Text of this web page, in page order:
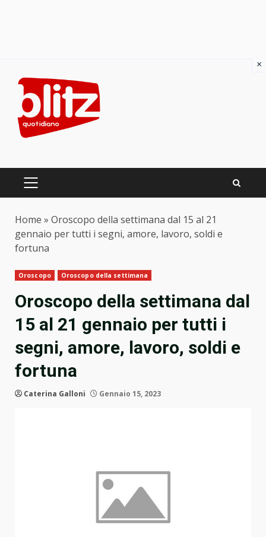
content
PRIMARY
Home » Oroscopo della settimana dal 15 al 21
gennaio per tutti i segni, amore, lavoro, soldi e
fortuna
Oroscopo Oroscopo della settimana
Oroscopo della settimana dal
15 al 21 gennaio per tutti i
segni, amore, lavoro, soldi e
fortuna
Caterina Galloni Gennaio 15, 2023
×